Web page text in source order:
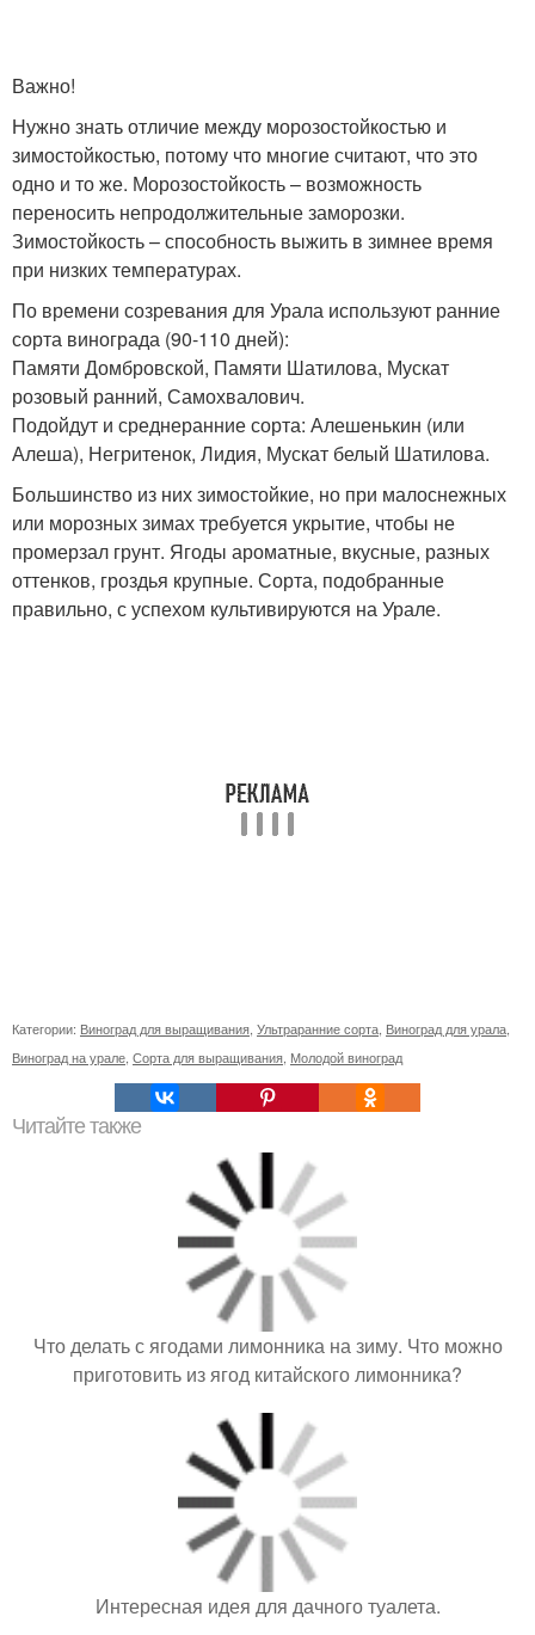
Важно!
Нужно знать отличие между морозостойкостью и
зимостойкостью, потому что многие считают, что это
одно и то же. Морозостойкость – возможность
переносить непродолжительные заморозки.
Зимостойкость – способность выжить в зимнее время
при низких температурах.
По времени созревания для Урала используют ранние
сорта винограда (90-110 дней):
Памяти Домбровской, Памяти Шатилова, Мускат
розовый ранний, Самохвалович.
Подойдут и среднеранние сорта: Алешенькин (или
Алеша), Негритенок, Лидия, Мускат белый Шатилова.
Большинство из них зимостойкие, но при малоснежных
или морозных зимах требуется укрытие, чтобы не
промерзал грунт. Ягоды ароматные, вкусные, разных
оттенков, гроздья крупные. Сорта, подобранные
правильно, с успехом культивируются на Урале.
Категории: Виноград для выращивания Ультраранние сорта Виноград для урала
Виноград на урале Сорта для выращивания Молодой виноград
Читайте также
Что делать с ягодами лимонника на зиму. Что можно
приготовить из ягод китайского лимонника?
Интересная идея для дачного туалета.